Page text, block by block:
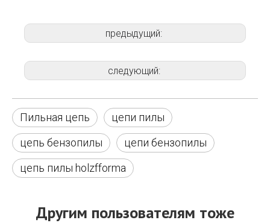
предыдущий:
следующий:
Пильная цепь
цепи пилы
цепь бензопилы
цепи бензопилы
цепь пилы holzfforma
Другим пользователям тоже